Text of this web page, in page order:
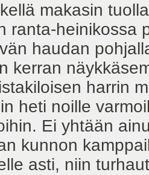
makasin
ranta-heinikossa
haudan
kerran
harrin
heti noille
Ei yhtään
kunnon
asti, niin